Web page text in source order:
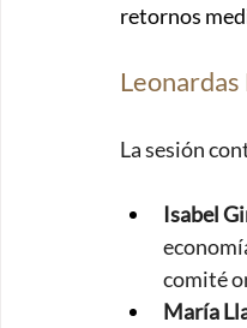
retornos
La sesión
Isabel
comité
María